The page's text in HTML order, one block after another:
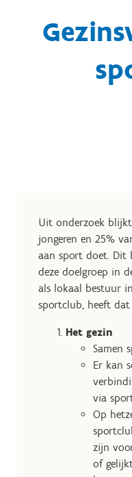
Uit onderzoek
jongeren en 25%
aan sport doet. Dit
deze doelgroep in
als lokaal bestuur
sportclub, heeft
Het gezin
Samen
Er kan
via
Op
zijn
of